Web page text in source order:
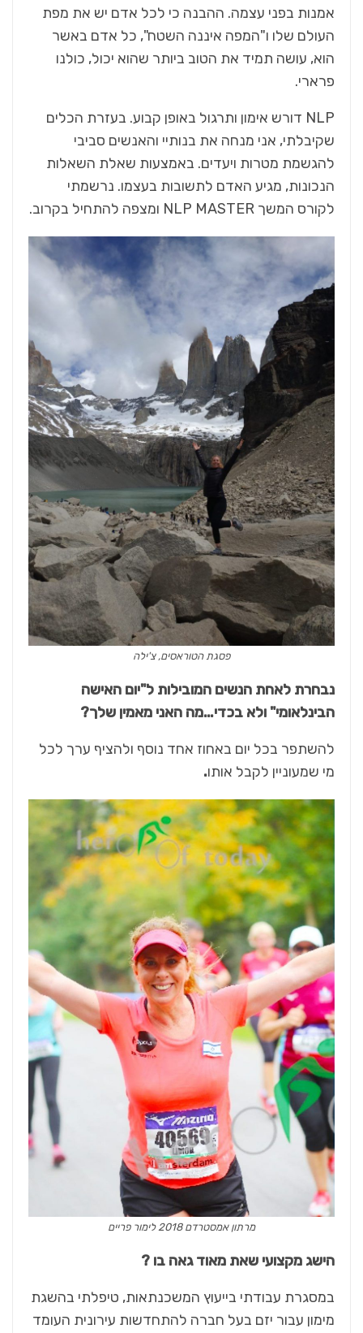
אמנות בפני עצמה. ההבנה כי לכל אדם יש את מפת
העולם שלו ו"המפה איננה השטח", כל אדם באשר
הוא, עושה תמיד את הטוב ביותר שהוא יכול, כולנו
פרארי.
NLP דורש אימון ותרגול באופן קבוע. בעזרת הכלים
שקיבלתי, אני מנחה את בנותיי והאנשים סביבי
להגשמת מטרות ויעדים. באמצעות שאלת השאלות
הנכונות, מגיע האדם לתשובות בעצמו. נרשמתי
לקורס המשך NLP MASTER ומצפה להתחיל בקרוב.
פסגת הטוראסים, צ'ילה
נבחרת לאחת הנשים המובילות ל"יום האישה
הבינלאומי" ולא בכדי…מה האני מאמין שלך?
להשתפר בכל יום באחוז אחד נוסף ולהציף ערך לכל
מי שמעוניין לקבל אותו.
מרתון אמסטרדם 2018 לימור פריים
הישג מקצועי שאת מאוד גאה בו ?
במסגרת עבודתי בייעוץ המשכנתאות, טיפלתי בהשגת
מימון עבור יזם בעל חברה להתחדשות עירונית העומד